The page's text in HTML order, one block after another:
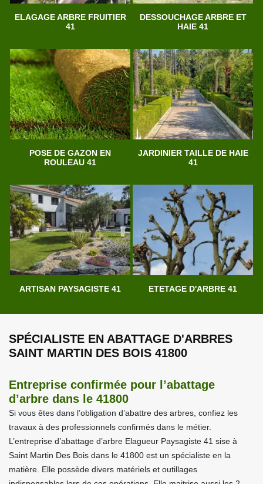
ELAGAGE ARBRE FRUITIER
41
DESSOUCHAGE ARBRE ET
HAIE 41
POSE DE GAZON EN
ROULEAU 41
JARDINIER TAILLE DE HAIE
41
ARTISAN PAYSAGISTE 41 ETETAGE D'ARBRE 41
SPÉCIALISTE EN ABATTAGE D'ARBRES
SAINT MARTIN DES BOIS 41800
Entreprise confirmée pour l’abattage
d’arbre dans le 41800
Si vous êtes dans l’obligation d’abattre des arbres, confiez les
travaux à des professionnels confirmés dans le métier.
L’entreprise d’abattage d’arbre Elagueur Paysagiste 41 sise à
Saint Martin Des Bois dans le 41800 est un spécialiste en la
matière. Elle possède divers matériels et outillages